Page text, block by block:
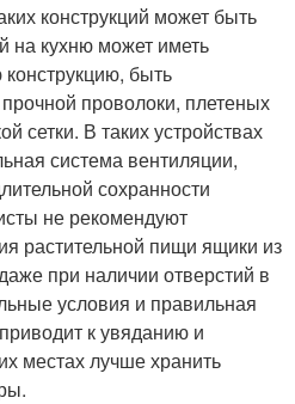
конструкций может быть
кухню может иметь
быть
проволоки, плетеных
сетки. В таких устройствах
система вентиляции,
сохранности
не рекомендуют
растительной пищи ящики из
при наличии отверстий в
условия и правильная
к увяданию и
местах лучше хранить